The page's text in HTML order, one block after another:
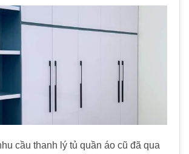
cầu thanh lý tủ quần áo cũ đã qua